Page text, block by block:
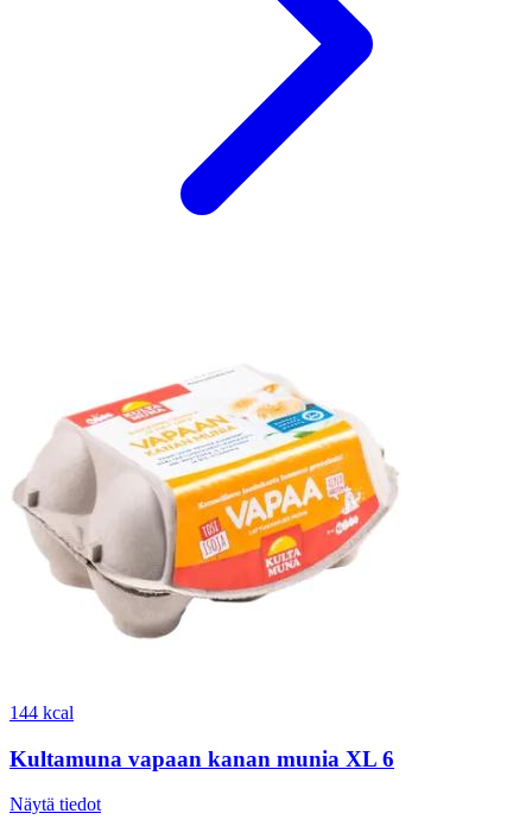
144 kcal
Kultamuna vapaan kanan munia XL 6
Näytä tiedot